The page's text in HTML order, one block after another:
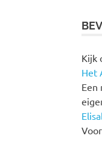
Kijk
Het
Een